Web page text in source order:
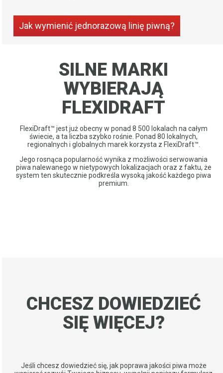
Jak wymienić jednorazową linię piwną?
SILNE MARKI
WYBIERAJĄ
FLEXIDRAFT​​​​​​​​​​​​​​
FlexiDraft™ jest już obecny w ponad 8 500 lokalach na całym
świecie, a ta liczba szybko rośnie. Ponad 80 lokalnych,
regionalnych i globalnych marek korzysta z FlexiDraft™.
Jego rosnąca popularność wynika z możliwości serwowania
piwa nalewanego w nietypowych lokalizacjach oraz z faktu, że
system ten skutecznie podkreśla wysoką jakość każdego piwa
premium.
CHCESZ DOWIEDZIEĆ
SIĘ WIĘCEJ?
Jeśli chcesz dowiedzieć się, jak poprawa jakości piwa może